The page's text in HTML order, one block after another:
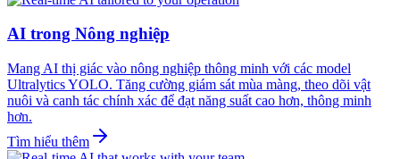
AI trong Nông nghiệp
Mang AI thị giác vào nông nghiệp thông minh với các model
Ultralytics YOLO. Tăng cường giám sát mùa màng, theo dõi vật
nuôi và canh tác chính xác để đạt năng suất cao hơn, thông minh
hơn.
Tìm hiểu thêm